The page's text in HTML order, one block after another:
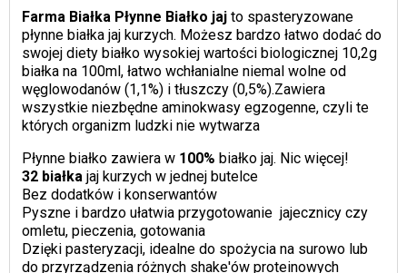
Farma Białka Płynne Białko jajto spasteryzowane
płynne białka jaj kurzych. Możesz bardzo łatwo dodać do
swojej diety białko wysokiej wartości biologicznej 10,2g
białka na 100ml, łatwo wchłanialne niemal wolne od
węglowodanów (1,1%) i tłuszczy (0,5%).Zawiera
wszystkie niezbędne aminokwasy egzogenne, czyli te
których organizm ludzki nie wytwarza
Płynne białko zawiera w 100% białko jaj. Nic więcej! ​
32 białka jaj kurzych w jednej butelce
Bez dodatków i konserwantów
Pyszne i bardzo ułatwia przygotowanie jajecznicy czy
omletu, pieczenia, gotowania
Dzięki pasteryzacji, idealne do spożycia na surowo lub
do przyrządzenia różnych shake'ów proteinowych